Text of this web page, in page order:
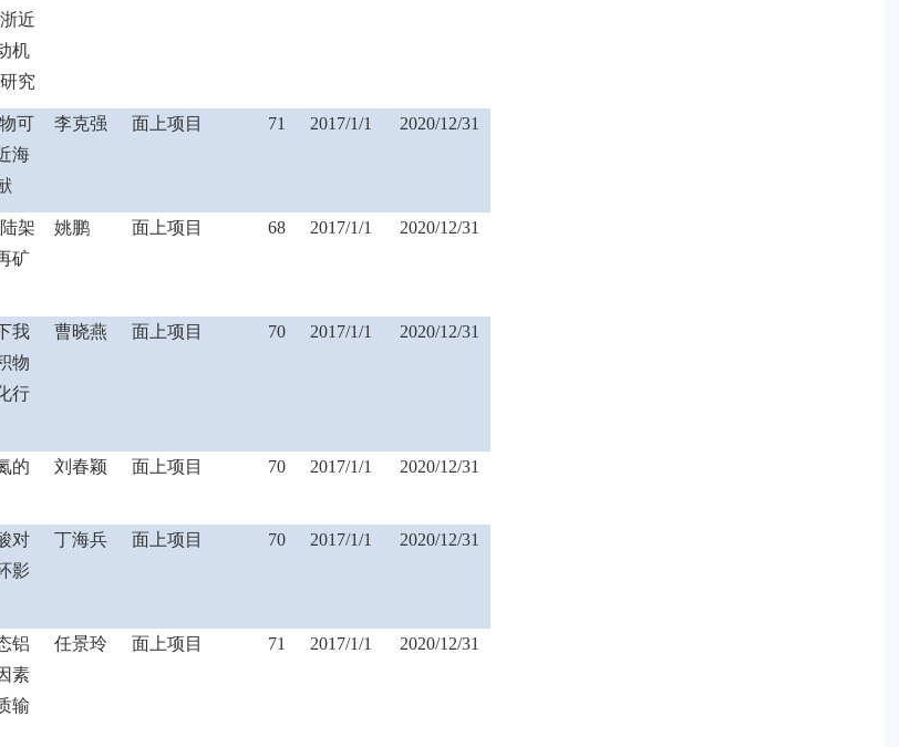
近
机
究
可
海
李克强 面上项目 71 2017/1/1 2020/12/31
架
矿
姚鹏 面上项目 68 2017/1/1 2020/12/31
我
物
行
曹晓燕 面上项目 70 2017/1/1 2020/12/31
的
刘春颖 面上项目 70 2017/1/1 2020/12/31
对
影
丁海兵 面上项目 70 2017/1/1 2020/12/31
铝
素
输
任景玲 面上项目 71 2017/1/1 2020/12/31